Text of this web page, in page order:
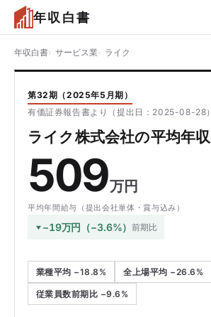
年収白書
年収白書 サービス業 ライク
第32期（2025年5月期）
有価証券報告書より（提出日：2025-08-28）
ライク株式会社の平均年収
509万円
平均年間給与（提出会社単体・賞与込み）
−19万円（−3.6%）前期比
業種平均 −18.8% 全上場平均 −26.6%
従業員数前期比 −9.6%